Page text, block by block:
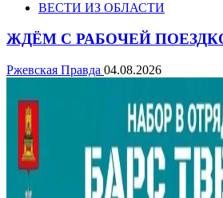
ВЕСТИ ИЗ ОБЛАСТИ
ЖДЁМ С РАБОЧЕЙ
Ржевская Правда 04.08.2026